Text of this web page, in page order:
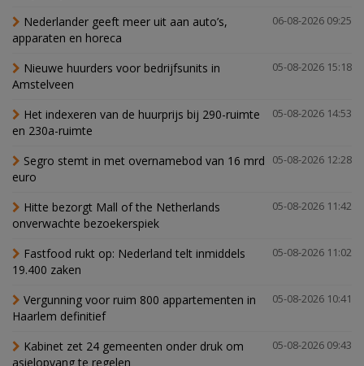
06-08-2026 09:25
Nederlander geeft meer uit aan auto’s,
apparaten en horeca
05-08-2026 15:18
Nieuwe huurders voor bedrijfsunits in
Amstelveen
05-08-2026 14:53
Het indexeren van de huurprijs bij 290-ruimte
en 230a-ruimte
05-08-2026 12:28
Segro stemt in met overnamebod van 16 mrd
euro
05-08-2026 11:42
Hitte bezorgt Mall of the Netherlands
onverwachte bezoekerspiek
05-08-2026 11:02
Fastfood rukt op: Nederland telt inmiddels
19.400 zaken
05-08-2026 10:41
Vergunning voor ruim 800 appartementen in
Haarlem definitief
05-08-2026 09:43
Kabinet zet 24 gemeenten onder druk om
asielopvang te regelen